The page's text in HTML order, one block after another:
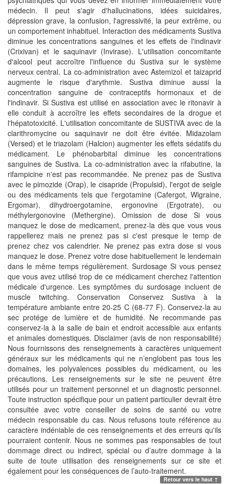
médecin. Il peut s'agir d'hallucinations, idées suicidaires,
dépression grave, la confusion, l'agressivité, la peur extrême, ou
un comportement inhabituel. Interaction des médicaments Sustiva
diminue les concentrations sanguines et les effets de l'indinavir
(Crixivan) et le saquinavir (Invirase). L'utilisation concomitante
d'alcool peut accroître l'influence du Sustiva sur le système
nerveux central. La co-administration avec Astemizol et taizaprid
augmente le risque d'arythmie. Sustiva diminue aussi la
concentration sanguine de contraceptifs hormonaux et de
l'indinavir. Si Sustiva est utilisé en association avec le ritonavir à
elle conduit à accroître les effets secondaires de la drogue et
l'hépatotoxicité. L'utilisation concomitante de SUSTIVA avec de la
clarithromycine ou saquinavir ne doit être évitée. Midazolam
(Versed) et le triazolam (Halcion) augmenter les effets sédatifs du
médicament. Le phénobarbital diminue les concentrations
sanguines de Sustiva. La co-administration avec la rifabutine, la
rifampicine n'est pas recommandée. Ne prenez pas de Sustiva
avec le pimozide (Orap), le cisapride (Propulsid), l'ergot de seigle
ou des médicaments tels que l'ergotamine (Cafergot, Wigraine,
Ergomar), dihydroergotamine, ergonovine (Ergotrate), ou
méthylergonovine (Methergine). Omission de dose Si vous
manquez le dose de medicament, prenez-la dès que vous vous
rappellerez mais ne prenez pas si c'est presque le temp de
prenez chez vos calendrier. Ne prenez pas extra dose si vous
manquez le dose. Prenez votre dose habituellement le lendemain
dans le même temps régulièrement. Surdosage Si vous pensez
que vous avez utilisé trop de ce médicament cherchez l'attention
médicale d'urgence. Les symptômes du surdosage incluent de
muscle twitching. Conservation Conservez Sustiva à la
température ambiante entre 20-25 C (68-77 F). Conservez-la au
sec protége de lumière et de humidité. Ne recommande pas
conservez-la à la salle de bain et endroit accessible aux enfants
et animales domestiques. Disclaimer (avis de non responsabilité)
Nous fournissons des renseignements à caractères uniquement
généraux sur les médicaments qui ne n’englobent pas tous les
domaines, les polyvalences possibles du médicament, ou les
précautions. Les renseignements sur le site ne peuvent être
utilisés pour un traitement personnel et un diagnostic personnel.
Toute instruction spécifique pour un patient particulier devrait être
consultée avec votre conseiller de soins de santé ou votre
médecin responsable du cas. Nous refusons toute référence au
caractère indéniable de ces renseignements et des erreurs qu'ils
pourraient contenir. Nous ne sommes pas responsables de tout
dommage direct ou indirect, spécial ou d’autre dommage à la
suite de toute utilisation des renseignements sur ce site et
également pour les conséquences de l’auto-traitement.
Retour vers le haut ↑